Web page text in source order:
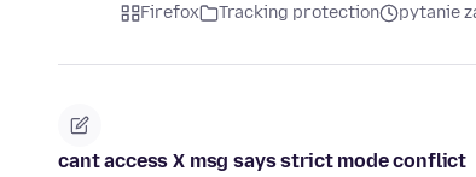
Firefox Tracking protection pytanie
cant access X msg says strict mode conflict